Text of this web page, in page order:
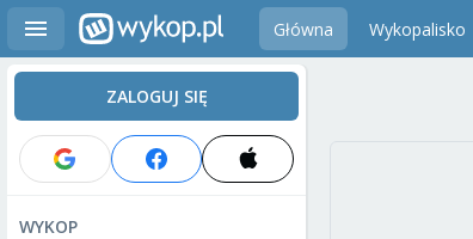
Główna Wykopalisko
ZALOGUJ SIĘ
WYKOP